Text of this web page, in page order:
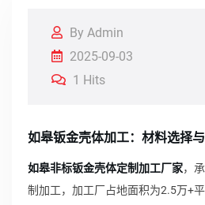
By Admin
2025-09-03
1 Hits
如皋钣金壳体加工：材料选择
如皋非标钣金壳体定制加工厂家，
制加工，加工厂占地面积为2.5万+